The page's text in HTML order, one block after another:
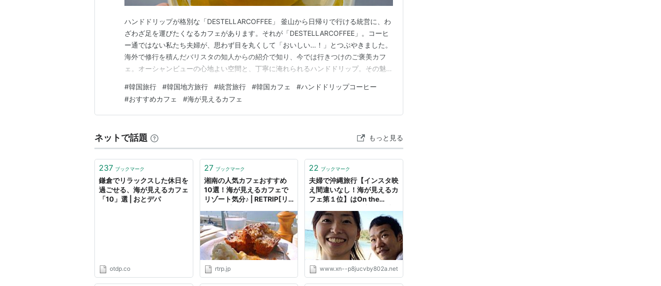
ハンドドリップが格別な「DESTELLARCOFFEE」 釜山から日帰りで行ける統営に、わ
ざわざ足を運びたくなるカフェがあります。それが「DESTELLARCOFFEE」。コーヒ
ー通ではない私たち夫婦が、思わず目を丸くして「おいしい…！」とつぶやきました。
海外で修行を積んだバリスタの知人からの紹介で知り、今では行きつけのご褒美カフ
ェ。オーシャンビューの心地よい空間と、丁寧に淹れられるハンドドリップ。その魅力
rukahyun.hatenablog.com カフェ「DESTELLARCOFFEE」外観＆内装 統営総合バ
ス…
#韓国旅行 #韓国地方旅行 #統営旅行 #韓国カフェ #ハンドドリップコーヒー
#おすすめカフェ #海が見えるカフェ
ネットで話題 もっと見る
237 ブックマーク
鎌倉でリラックスした休日を
過ごせる、海が見えるカフェ
「10」選 | おとデパ
otdp.co
27 ブックマーク
湘南の人気カフェおすすめ
10選！海が見えるカフェで
リゾート気分♪ | RETRIP[リ
rtrp.jp
22 ブックマーク
夫婦で沖縄旅行【インスタ映
え間違いなし！海が見えるカ
フェ第１位】はOn the
グ「うちの嫁」
www.xn--p8jucvby802a.net